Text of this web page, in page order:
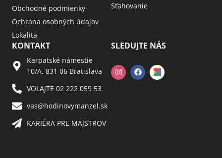
Obchodné podmienky
Ochrana osobných údajov
Lokalita
Sťahovanie
KONTAKT
Karpatské námestie
10/A, 831 06 Bratislava
VOLAJTE 02 222 059 53​
vas@hodinovymanzel.sk​
KARIÉRA PRE MAJSTROV​
SLEDUJTE NÁS